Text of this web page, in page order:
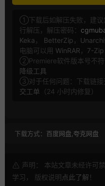
①下载后如解压失败，建议
行解压，解压密码：
Keka ， BetterZip ，
电脑可以用 WinRAR ， 7-Zip
②Premiere软件版本号不符
降级工具
③对于任何问题：下载链接
交工单 （24 小时内修复）
下载方式： 百度网盘,夸克网盘
声明： 本站文章未经许可
学习， 版权说明点此了解 ！